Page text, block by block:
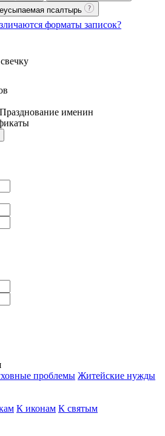
псалтырь
форматы записок?
Празднование именин
проблемы Житейские нужды
К иконам К святым